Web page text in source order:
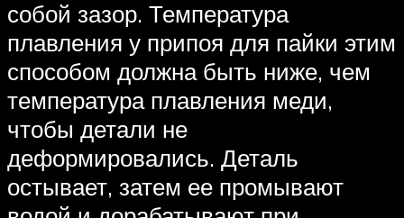
собой зазор. Температура
плавления у припоя для пайки этим
способом должна быть ниже, чем
температура плавления меди,
чтобы детали не
деформировались. Деталь
остывает, затем ее промывают